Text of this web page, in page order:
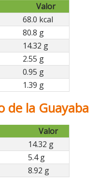
Valor
68.0 kcal
80.8 g
14.32 g
2.55 g
0.95 g
1.39 g
de la Guayaba
Valor
14.32 g
5.4 g
8.92 g